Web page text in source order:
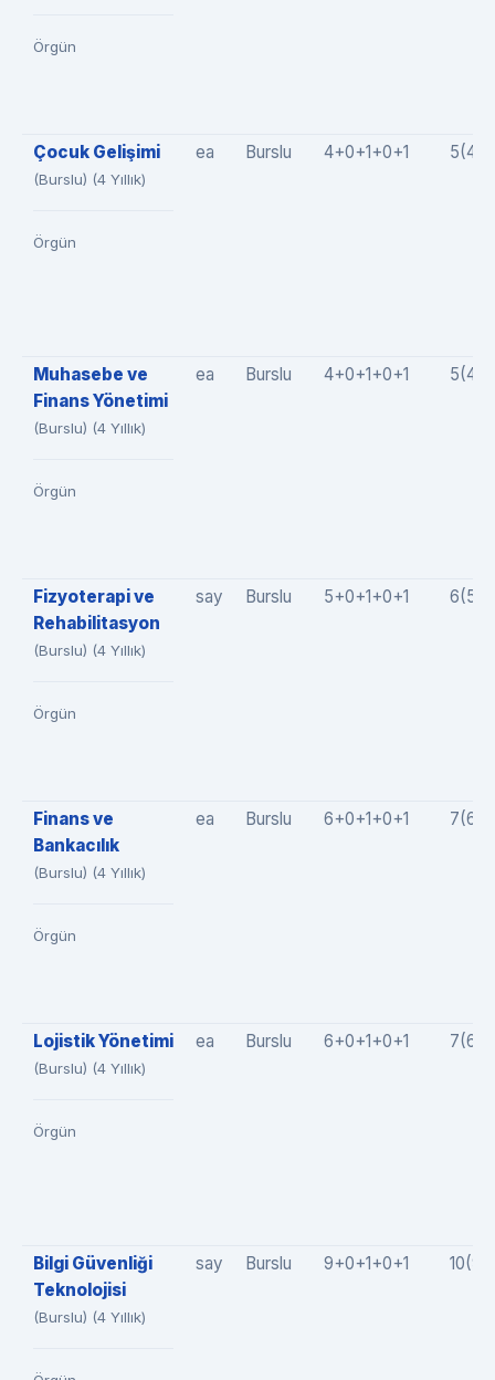
Örgün
Çocuk Gelişimi
(Burslu) (4 Yıllık)
Örgün
ea Burslu 4+0+1+0+1
Muhasebe ve
Finans Yönetimi
(Burslu) (4 Yıllık)
Örgün
ea Burslu 4+0+1+0+1
Fizyoterapi ve
Rehabilitasyon
(Burslu) (4 Yıllık)
Örgün
say Burslu 5+0+1+0+1
Finans ve
Bankacılık
(Burslu) (4 Yıllık)
Örgün
ea Burslu 6+0+1+0+1
Lojistik Yönetimi
(Burslu) (4 Yıllık)
Örgün
ea Burslu 6+0+1+0+1
Bilgi Güvenliği
Teknolojisi
(Burslu) (4 Yıllık)
say Burslu 9+0+1+0+1